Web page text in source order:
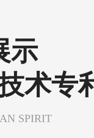
示
术专
SPIRIT